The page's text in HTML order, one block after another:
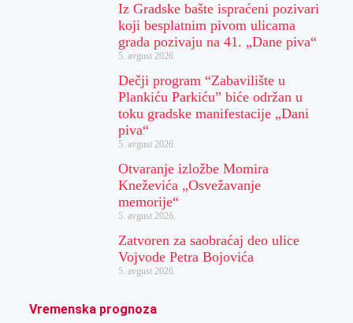
Iz Gradske bašte ispraćeni pozivari
koji besplatnim pivom ulicama
grada pozivaju na 41. „Dane piva“
5. avgust 2026.
Dečji program “Zabavilište u
Plankiću Parkiću” biće održan u
toku gradske manifestacije „Dani
piva“
5. avgust 2026.
Otvaranje izložbe Momira
Kneževića „Osvežavanje
memorije“
5. avgust 2026.
Zatvoren za saobraćaj deo ulice
Vojvode Petra Bojovića
5. avgust 2026.
Vremenska prognoza